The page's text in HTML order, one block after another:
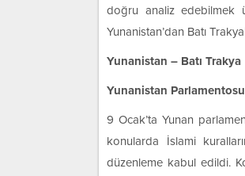
doğru analiz edebilmek
Yunanistan’dan Batı
Yunanistan – Batı Trakya
Yunanistan
9 Ocak’ta Yunan
konularda İslami
düzenleme kabul edildi.